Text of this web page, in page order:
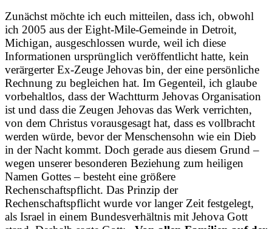
Zunächst möchte ich euch mitteilen, dass ich, obwohl
ich 2005 aus der Eight-Mile-Gemeinde in Detroit,
Michigan, ausgeschlossen wurde, weil ich diese
Informationen ursprünglich veröffentlicht hatte, kein
verärgerter Ex-Zeuge Jehovas bin, der eine persönliche
Rechnung zu begleichen hat. Im Gegenteil, ich glaube
vorbehaltlos, dass der Wachtturm Jehovas Organisation
ist und dass die Zeugen Jehovas das Werk verrichten,
von dem Christus vorausgesagt hat, dass es vollbracht
werden würde, bevor der Menschensohn wie ein Dieb
in der Nacht kommt. Doch gerade aus diesem Grund –
wegen unserer besonderen Beziehung zum heiligen
Namen Gottes – besteht eine größere
Rechenschaftspflicht. Das Prinzip der
Rechenschaftspflicht wurde vor langer Zeit festgelegt,
als Israel in einem Bundesverhältnis mit Jehova Gott